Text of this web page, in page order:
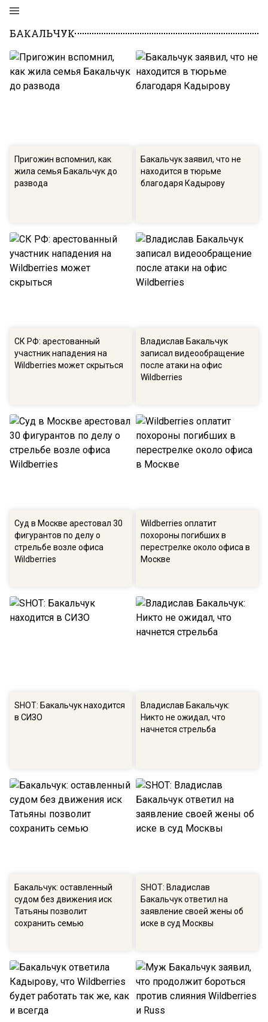
БАКАЛЬЧУК
Пригожин вспомнил, как
жила семья Бакальчук до
развода
Бакальчук заявил, что не
находится в тюрьме
благодаря Кадырову
СК РФ: арестованный
участник нападения на
Wildberries может скрыться
Владислав Бакальчук
записал видеообращение
после атаки на офис
Wildberries
Суд в Москве арестовал 30
фигурантов по делу о
стрельбе возле офиса
Wildberries
Wildberries оплатит
похороны погибших в
перестрелке около офиса в
Москве
SHOT: Бакальчук находится
в СИЗО
Владислав Бакальчук:
Никто не ожидал, что
начнется стрельба
Бакальчук: оставленный
судом без движения иск
Татьяны позволит
сохранить семью
SHOT: Владислав
Бакальчук ответил на
заявление своей жены об
иске в суд Москвы